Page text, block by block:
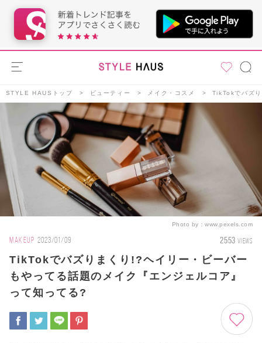
STYLE HAUSトップ ビューティー メイク・コスメ TikTokでバズ
Photo by： www.pexels.com
MAKEUP 2023/01/09 2553 VIEWS
TikTokでバズりまくり!?ヘイリー・ビーバー
もやってる話題のメイク『エンジェルコア』
って知ってる?